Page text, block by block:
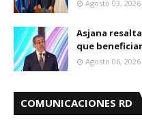
Agosto 03, 2026
Asjana
que
Agosto 06, 2026
COMUNICACIONES RD